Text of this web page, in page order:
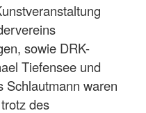
sowie DRK-
Tiefensee und
Schlautmann waren
des